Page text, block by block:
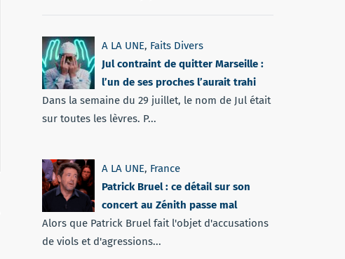
A LA UNE, Faits Divers
Jul contraint de quitter Marseille :
l’un de ses proches l’aurait trahi
Dans la semaine du 29 juillet, le nom de Jul était
sur toutes les lèvres. P...
A LA UNE, France
Patrick Bruel : ce détail sur son
concert au Zénith passe mal
Alors que Patrick Bruel fait l'objet d'accusations
de viols et d'agressions...